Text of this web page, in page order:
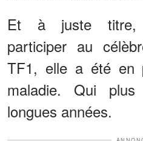
Et à juste titre,
participer au
TF1, elle a été en
maladie. Qui
longues années.